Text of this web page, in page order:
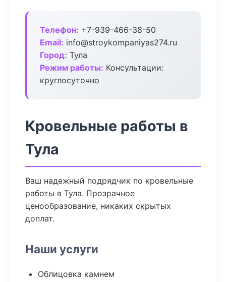
Телефон: +7-939-466-38-50
Email: info@stroykompaniyas274.ru
Город: Тула
Режим работы: Консультации:
круглосуточно
Кровельные работы в
Тула
Ваш надежный подрядчик по кровельные
работы в Тула. Прозрачное
ценообразование, никаких скрытых
доплат.
Наши услуги
Облицовка камнем